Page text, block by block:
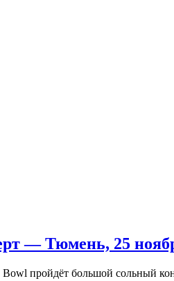
— Тюмень, 25
пройдёт большой сольный